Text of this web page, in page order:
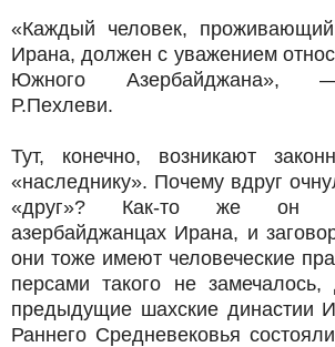
«Каждый человек,
Ирана, должен с уважением
Южного Азербайджана»,
Р.Пехлеви.
Тут, конечно, возникают
«наследнику». Почему вдруг
«друг»? Как-то же он
азербайджанцах Ирана, и
они тоже имеют человеческие
персами такого не
предыдущие шахские династии
Раннего Средневековья